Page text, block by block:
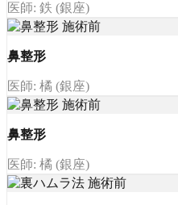
医師: 鉄 (銀座)
鼻整形
医師: 橘 (銀座)
鼻整形
医師: 橘 (銀座)